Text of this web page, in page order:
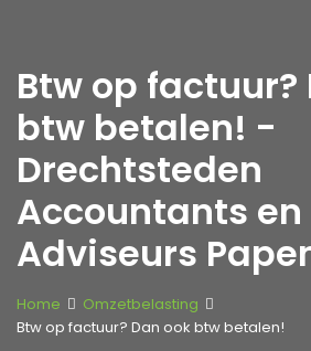
Btw op factuur?
btw betalen! -
Drechtsteden
Accountants en
Adviseurs
Home
Omzetbelasting
Btw op factuur? Dan ook btw betalen!